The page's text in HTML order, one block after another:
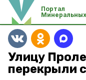
Портал
Улицу
перекрыли